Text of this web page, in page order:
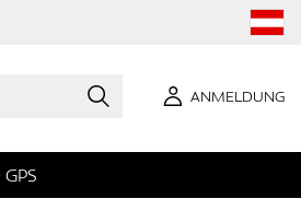
ANMELDUNG